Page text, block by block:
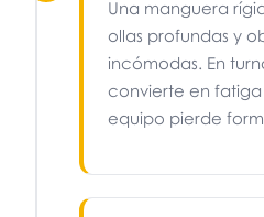
Una manguera
ollas profundas y
incómodas. En
convierte en
equipo pierde